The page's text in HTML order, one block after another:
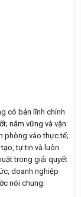
có bản lĩnh chính
nắm vững và vận
phòng vào thực tế;
tự tin và luôn
trong giải quyết
doanh nghiệp
nói chung.